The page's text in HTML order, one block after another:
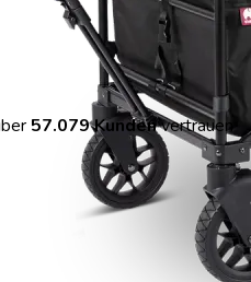
57.079 Kundenvertrauen